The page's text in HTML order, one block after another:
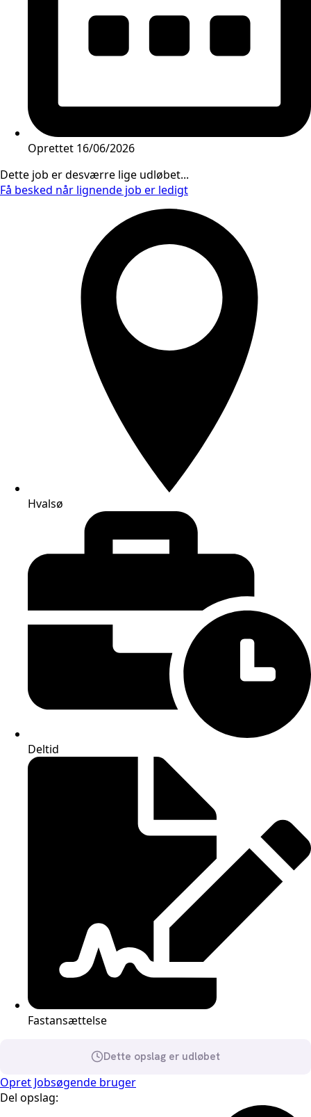
Oprettet 16/06/2026
Dette job er desværre lige udløbet...
Få besked når lignende job er ledigt
Hvalsø
Deltid
Fastansættelse
Dette opslag er udløbet
Opret Jobsøgende bruger
Del opslag: